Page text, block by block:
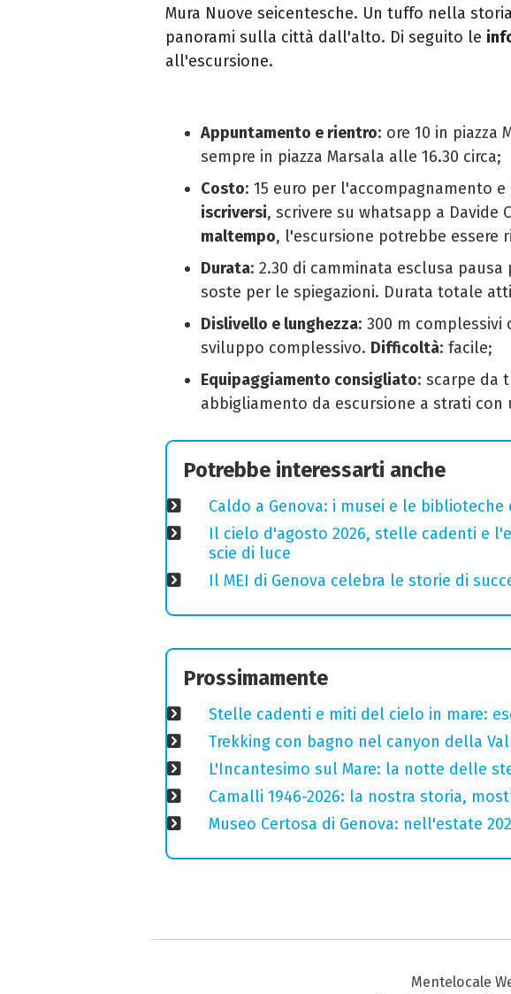
Mura Nuove seicentesche. Un tuffo nella
panorami sulla città dall'alto. Di seguito le
all'escursione.
Appuntamento e rientro: ore 10 in piazza
sempre in piazza Marsala alle 16.30 circa;
Costo: 15 euro per l'accompagnamento e
iscriversi, scrivere su whatsapp a Davide
maltempo, l'escursione potrebbe essere
Durata: 2.30 di camminata esclusa
soste per le spiegazioni. Durata totale
Dislivello e lunghezza: 300 m complessivi
sviluppo complessivo. Difficoltà: facile;
Equipaggiamento consigliato: scarpe da
abbigliamento da escursione a strati con
Potrebbe interessarti anche
Caldo a Genova: i musei e le
Il cielo d'agosto 2026, stelle cadenti e
scie di luce
Il MEI di Genova celebra le storie di
Prossimamente
Stelle cadenti e miti del cielo in mare:
Trekking con bagno nel canyon della
L'Incantesimo sul Mare: la notte delle
Camalli 1946-2026: la nostra storia,
Museo Certosa di Genova: nell'estate
Mentelocale